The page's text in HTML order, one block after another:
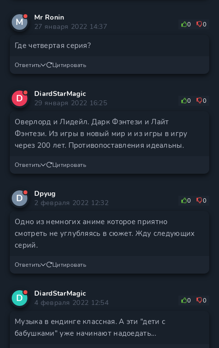
M
Mr Ronin
27 января 2022 14:37
0 0
Где четвертая серия?
Ответить Цитировать
D
DiardStarMagic
29 января 2022 16:25
0 0
Оверлорд и Лидейл. Дарк Фэнтези и Лайт
Фэнтези. Из игры в новый мир и из игры в игру
через 200 лет. Противопоставления идеальны.
Ответить Цитировать
D
Dpyug
2 февраля 2022 12:32
0 0
Одно из немногих аниме которое приятно
смотреть не углубляясь в сюжет. Жду следующих
серий.
Ответить Цитировать
D
DiardStarMagic
4 февраля 2022 12:54
0 0
Музыка в ендинге классная. А эти "дети с
бабушками" уже начинают надоедать...